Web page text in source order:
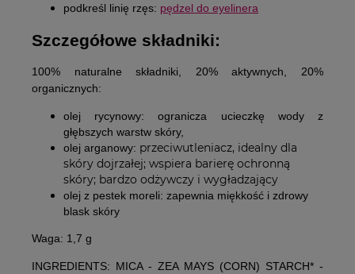
podkreśl linię rzęs: pędzel do eyelinera
Szczegółowe składniki:
100% naturalne składniki, 20% aktywnych, 20%
organicznych:
olej rycynowy:ogranicza ucieczkę wody z
głębszych warstw skóry,
olej arganowy: przeciwutleniacz, idealny dla
skóry dojrzałej; wspiera barierę ochronną
skóry; bardzo odżywczy i wygładzający
olej z pestek moreli: zapewnia miękkość i zdrowy
blask skóry
Waga: 1,7 g
INGREDIENTS: MICA - ZEA MAYS (CORN) STARCH* -